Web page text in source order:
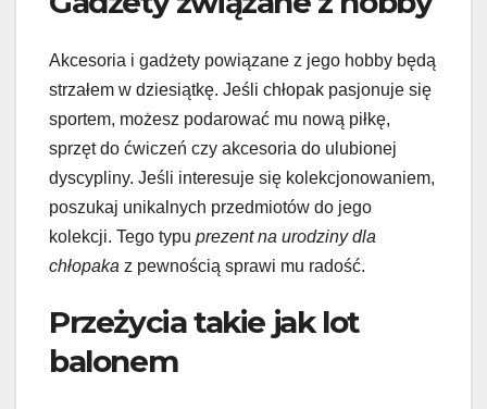
Akcesoria i gadżety powiązane z jego hobby będą
strzałem w dziesiątkę. Jeśli chłopak pasjonuje się
sportem, możesz podarować mu nową piłkę,
sprzęt do ćwiczeń czy akcesoria do ulubionej
dyscypliny. Jeśli interesuje się kolekcjonowaniem,
poszukaj unikalnych przedmiotów do jego
kolekcji. Tego typu prezent na urodziny dla
chłopaka z pewnością sprawi mu radość.
Przeżycia takie jak lot
balonem